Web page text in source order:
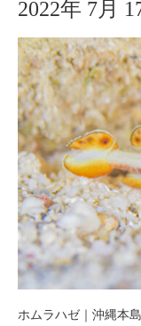
2022年 7月
ホムラハゼ｜沖縄本